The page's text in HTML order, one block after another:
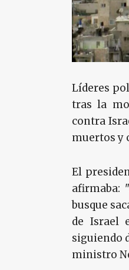
Líderes
tras la
contra
muertos y
El
afirmaba:
busque
de Israel
siguiendo
ministro